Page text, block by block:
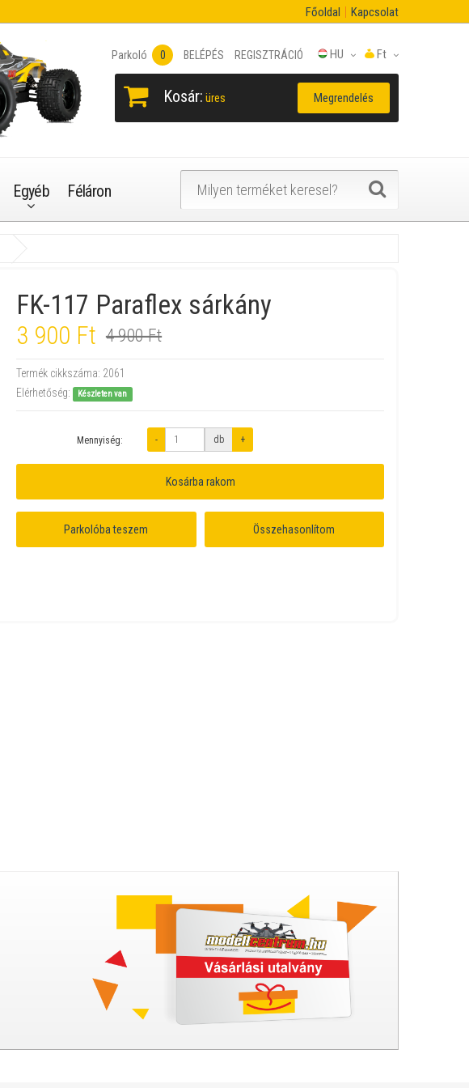
Főoldal Kapcsolat
Ft
HU
Parkoló 0 BELÉPÉS REGISZTRÁCIÓ
Kosár: üres Megrendelés
Egyéb Féláron
FK-117 Paraflex sárkány
3 900 Ft 4 900 Ft
Termék cikkszáma: 2061
Elérhetőség:
Készleten van
Mennyiség: - db +
Kosárba rakom
Parkolóba teszem Összehasonlítom